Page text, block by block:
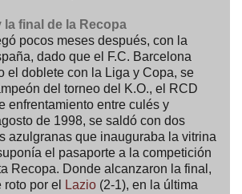
la final de la Recopa
pocos meses después, con la
dado que el F.C. Barcelona
el doblete con la Liga y Copa, se
del torneo del K.O., el RCD
enfrentamiento entre culés y
de 1998, se saldó con dos
azulgranas que inauguraba la vitrina
el pasaporte a la competición
Recopa. Donde alcanzaron la final,
por el
Lazio (2-1), en la última